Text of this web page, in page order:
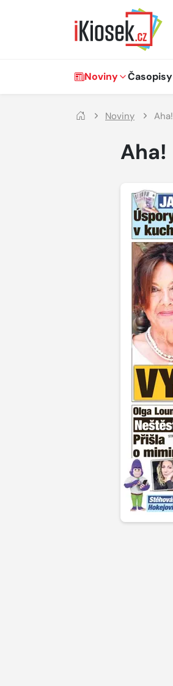
Hlavní navigace
Noviny Časopisy
Noviny Aha!
Aha!